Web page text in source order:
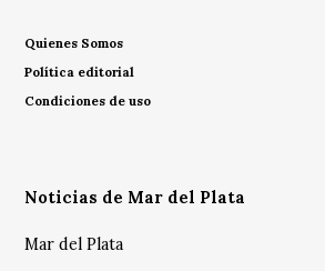
Quienes Somos
Política editorial
Condiciones de uso
Noticias de Mar del Plata
Mar del Plata